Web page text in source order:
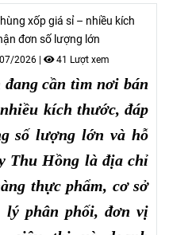
xốp giá sỉ – nhiều kích
đơn số lượng lớn
2026 | 41 Lượt xem
đang cần tìm nơi bán
kích thước, đáp
số lượng lớn và hỗ
Thu Hồng là địa chỉ
thực phẩm, cơ sở
lý phân phối, đơn vị